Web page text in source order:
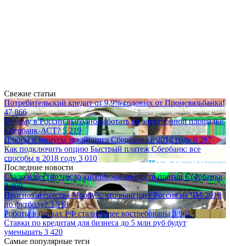
Свежие статьи
Потребительский кредит от 9,9% годовых от Промсвязьбанка!
47 866
Почему в России выгодно работать на электронной площадке
Сбербанк-АСТ?5 219
Плюсы и минусы эквайринга Сбербанка в 2018 году9 287
Как подключить опцию Быстрый платеж Сбербанк: все
способы в 2018 году 3 010
Последние новости
Стало известно число кибермошенничеств против Сбербанка
3 469
Прогноз агентства Moody’s: что выиграет Россия на ЧМ-2018
по футболу?3 518
Роботы в банках РФ стали более востребованы 3 961
Ставки по кредитам для бизнеса до 5 млн руб будут
уменьшать 3 420
Самые популярные теги